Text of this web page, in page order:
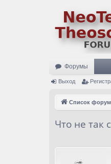
Форумы
Выход
Список
Что не так